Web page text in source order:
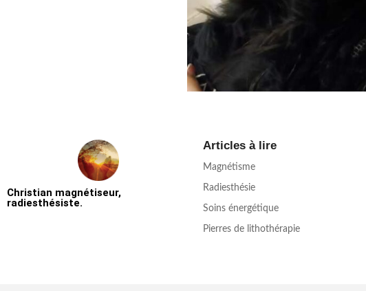
Christian magnétiseur,
radiesthésiste.
Articles à lire
Magnétisme
Radiesthésie
Soins énergétique
Pierres de lithothérapie